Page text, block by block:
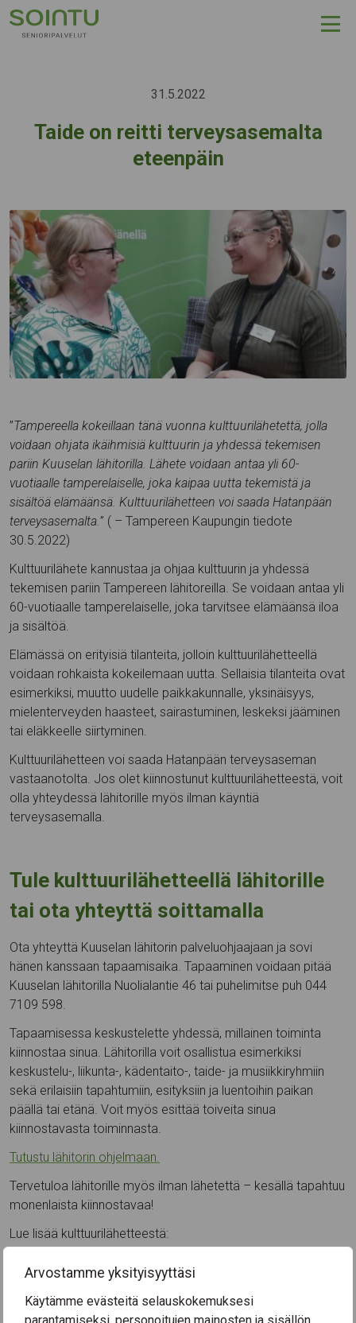
Arvostamme yksityisyyttäsi
Käytämme evästeitä selauskokemuksesi
parantamiseksi, personoitujen mainosten ja sisällön
Hyppää sisältöön
Taide on reitti terveysasemalta
eteenpäin
31.5.2022
”Tampereella kokeillaan tänä vuonna kulttuurilähetettä, jolla
voidaan ohjata ikäihmisiä kulttuurin ja yhdessä tekemisen
pariin Kuuselan lähitorilla. Lähete voidaan antaa yli 60-
vuotiaalle tamperelaiselle, joka kaipaa uutta tekemistä ja
sisältöä elämäänsä. Kulttuurilähetteen voi saada Hatanpään
terveysasemalta.” ( – Tampereen Kaupungin tiedote
30.5.2022)
Kulttuurilähete kannustaa ja ohjaa kulttuurin ja yhdessä
tekemisen pariin Tampereen lähitoreilla. Se voidaan antaa yli
60-vuotiaalle tamperelaiselle, joka tarvitsee elämäänsä iloa
ja sisältöä.
Elämässä on erityisiä tilanteita, jolloin kulttuurilähetteellä
voidaan rohkaista kokeilemaan uutta. Sellaisia tilanteita ovat
esimerkiksi, muutto uudelle paikkakunnalle, yksinäisyys,
mielenterveyden haasteet, sairastuminen, leskeksi jääminen
tai eläkkeelle siirtyminen.
Kulttuurilähetteen voi saada Hatanpään terveysaseman
vastaanotolta. Jos olet kiinnostunut kulttuurilähetteestä, voit
olla yhteydessä lähitorille myös ilman käyntiä
terveysasemalla.
Tule kulttuurilähetteellä lähitorille
tai ota yhteyttä soittamalla
Ota yhteyttä Kuuselan lähitorin palveluohjaajaan ja sovi
hänen kanssaan tapaamisaika. Tapaaminen voidaan pitää
Kuuselan lähitorilla Nuolialantie 46 tai puhelimitse puh 044
7109 598.
Tapaamisessa keskustelette yhdessä, millainen toiminta
kiinnostaa sinua. Lähitorilla voit osallistua esimerkiksi
keskustelu-, liikunta-, kädentaito-, taide- ja musiikkiryhmiin
sekä erilaisiin tapahtumiin, esityksiin ja luentoihin paikan
päällä tai etänä. Voit myös esittää toiveita sinua
kiinnostavasta toiminnasta.
Tutustu lähitorin ohjelmaan.
Tervetuloa lähitorille myös ilman lähetettä – kesällä tapahtuu
monenlaista kiinnostavaa!
Lue lisää kulttuurilähetteestä:
[Tampereen kaupunki – Ajankohtaista]